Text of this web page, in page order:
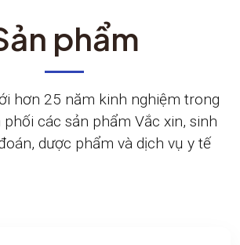
phẩm
hơn 25 năm kinh nghiệm trong
các sản phẩm Vắc xin, sinh
dược phẩm và dịch vụ y tế